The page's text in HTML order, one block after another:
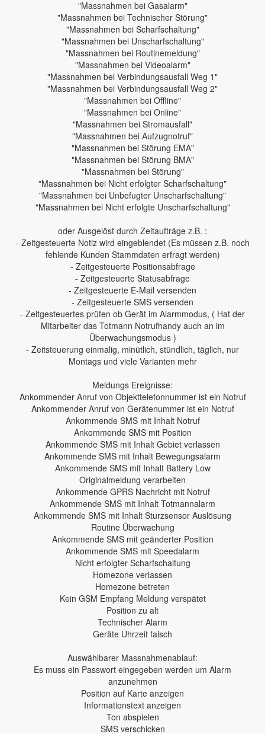
"Massnahmen bei Gasalarm"
"Massnahmen bei Technischer Störung"
"Massnahmen bei Scharfschaltung"
"Massnahmen bei Unscharfschaltung"
"Massnahmen bei Routinemeldung"
"Massnahmen bei Videoalarm"
"Massnahmen bei Verbindungsausfall Weg 1"
"Massnahmen bei Verbindungsausfall Weg 2"
"Massnahmen bei Offline"
"Massnahmen bei Online"
"Massnahmen bei Stromausfall"
"Massnahmen bei Aufzugnotruf"
"Massnahmen bei Störung EMA"
"Massnahmen bei Störung BMA"
"Massnahmen bei Störung"
"Massnahmen bei Nicht erfolgter Scharfschaltung"
"Massnahmen bei Unbefugter Unscharfschaltung"
"Massnahmen bei Nicht erfolgte Unscharfschaltung"
oder Ausgelöst durch Zeitaufträge z.B. :
- Zeitgesteuerte Notiz wird eingeblendet (Es müssen z.B. noch
fehlende Kunden Stammdaten erfragt werden)
- Zeitgesteuerte Positionsabfrage
- Zeitgesteuerte Statusabfrage
- Zeitgesteuerte E-Mail versenden
- Zeitgesteuerte SMS versenden
- Zeitgesteuertes prüfen ob Gerät im Alarmmodus, ( Hat der
Mitarbeiter das Totmann Notrufhandy auch an im
Überwachungsmodus )
- Zeitsteuerung einmalig, minütlich, stündlich, täglich, nur
Montags und viele Varianten mehr
Meldungs Ereignisse:
Ankommender Anruf von Objekttelefonnummer ist ein Notruf
Ankommender Anruf von Gerätenummer ist ein Notruf
Ankommende SMS mit Inhalt Notruf
Ankommende SMS mit Position
Ankommende SMS mit Inhalt Gebiet verlassen
Ankommende SMS mit Inhalt Bewegungsalarm
Ankommende SMS mit Inhalt Battery Low
Originalmeldung verarbeiten
Ankommende GPRS Nachricht mit Notruf
Ankommende SMS mit Inhalt Totmannalarm
Ankommende SMS mit Inhalt Sturzsensor Auslösung
Routine Überwachung
Ankommende SMS mit geänderter Position
Ankommende SMS mit Speedalarm
Nicht erfolgter Scharfschaltung
Homezone verlassen
Homezone betreten
Kein GSM Empfang Meldung verspätet
Position zu alt
Technischer Alarm
Geräte Uhrzeit falsch
Auswählbarer Massnahmenablauf:
Es muss ein Passwort eingegeben werden um Alarm
anzunehmen
Position auf Karte anzeigen
Informationstext anzeigen
Ton abspielen
SMS verschicken